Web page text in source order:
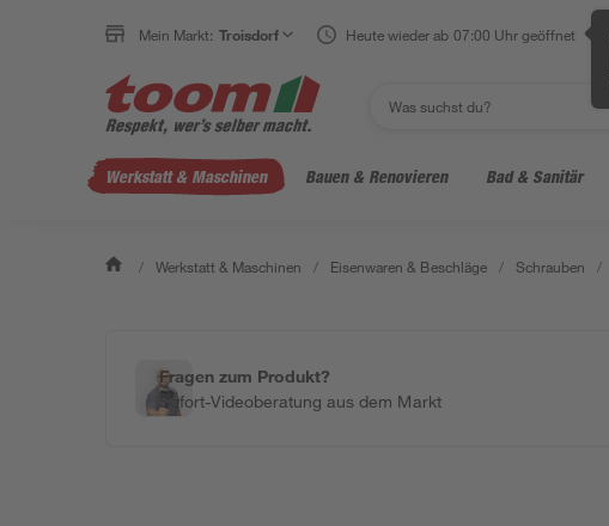
Mein Markt: Troisdorf Heute wieder ab 07:00 Uhr geöffnet
Werkstatt & Maschinen Bauen & Renovieren Bad & Sanitär
/ Werkstatt & Maschinen / Eisenwaren & Beschläge / Schrauben /
Fragen zum Produkt?
Sofort-Videoberatung aus dem Markt